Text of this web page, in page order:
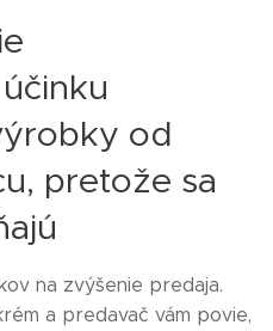
od
pretože sa
na zvýšenie predaja.
a predavač vám povie,